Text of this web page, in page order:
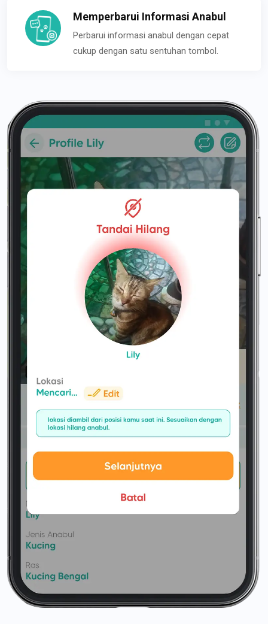
Memperbarui Informasi Anabul
Perbarui informasi anabul dengan cepat
cukup dengan satu sentuhan tombol.